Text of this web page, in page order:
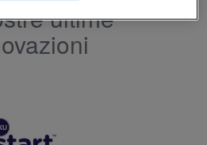
ultime